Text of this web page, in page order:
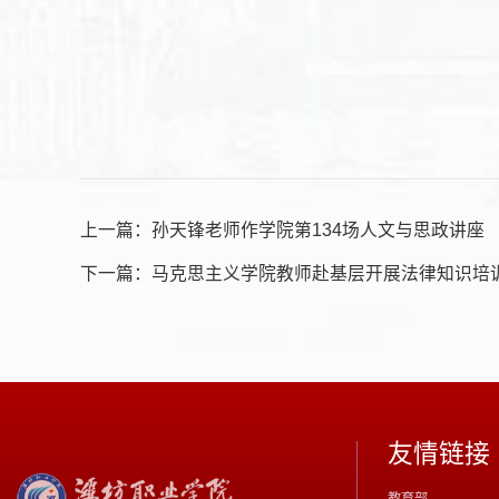
上一篇： 孙天锋老师作学院第134场人文与思政讲座
下一篇： 马克思主义学院教师赴基层开展法律知识培
友情链接